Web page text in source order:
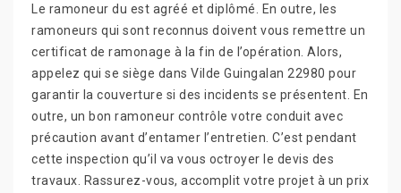
Le ramoneur du est agréé et diplômé. En outre, les
ramoneurs qui sont reconnus doivent vous remettre un
certificat de ramonage à la fin de l’opération. Alors,
appelez qui se siège dans Vilde Guingalan 22980 pour
garantir la couverture si des incidents se présentent. En
outre, un bon ramoneur contrôle votre conduit avec
précaution avant d’entamer l’entretien. C’est pendant
cette inspection qu’il va vous octroyer le devis des
travaux. Rassurez-vous, accomplit votre projet à un prix